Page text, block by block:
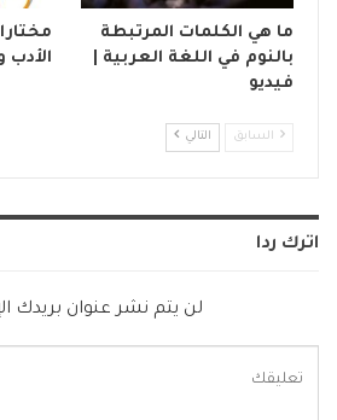
ما هي الكلمات المرتبطة
بالنوم في اللغة العربية |
فيديو
الأدب
السابق التالي
اترك ردا
لن يتم نشر عنوان بريدك